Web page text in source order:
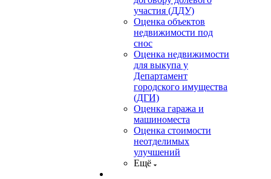
участия (ДДУ)
Оценка объектов
недвижимости под
снос
Оценка недвижимости
для выкупа у
Департамент
городского имущества
(ДГИ)
Оценка гаража и
машиноместа
Оценка стоимости
неотделимых
улучшений
Ещё